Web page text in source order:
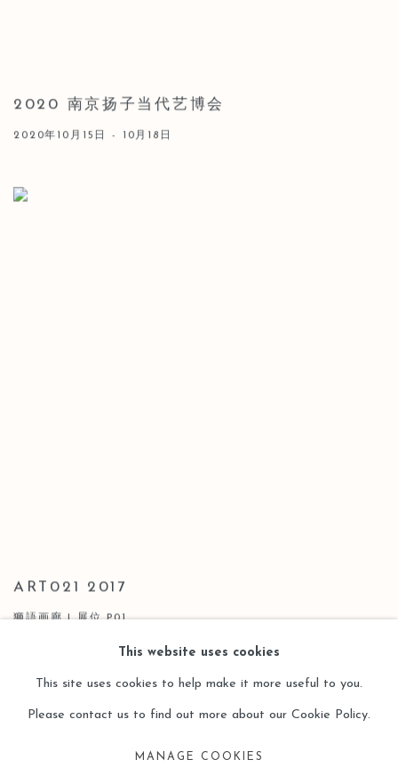
2020 南京扬子当代艺博会
2020年10月15日 - 10月18日
ART021 2017
狮語画廊 | 展位 P01
This website uses cookies
This site uses cookies to help make it more useful to you.
Please contact us to find out more about our Cookie Policy.
MANAGE COOKIES